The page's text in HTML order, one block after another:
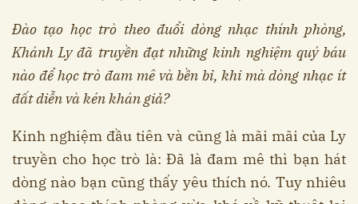
Đào tạo học trò theo đuổi dòng nhạc thính phòng,
Khánh Ly đã truyền đạt những kinh nghiệm quý báu
nào để học trò đam mê và bền bỉ, khi mà dòng nhạc ít
đất diễn và kén khán giả?
Kinh nghiệm đầu tiên và cũng là mãi mãi của Ly
truyền cho học trò là: Đã là đam mê thì bạn hát
dòng nào bạn cũng thấy yêu thích nó. Tuy nhiêu